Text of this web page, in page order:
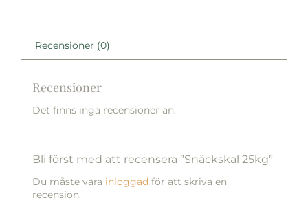
Recensioner (0)
Recensioner
Det finns inga recensioner än.
Bli först med att recensera ”Snäckskal 25kg”
Du måste vara inloggad för att skriva en
recension.